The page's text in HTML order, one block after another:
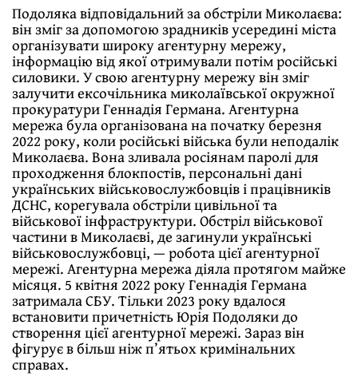
Подоляка відповідальний за обстріли Миколаєва:
він зміг за допомогою зрадників усередині міста
організувати широку агентурну мережу,
інформацію від якої отримували потім російські
силовики. У свою агентурну мережу він зміг
залучити ексочільника миколаївської окружної
прокуратури Геннадія Германа. Агентурна
мережа була організована на початку березня
2022 року, коли російські війська були неподалік
Миколаєва. Вона зливала росіянам паролі для
проходження блокпостів, персональні дані
українських військовослужбовців і працівників
ДСНС, корегувала обстріли цивільної та
військової інфраструктури. Обстріл військової
частини в Миколаєві, де загинули українські
військовослужбовці, — робота цієї агентурної
мережі. Агентурна мережа діяла протягом майже
місяця. 5 квітня 2022 року Геннадія Германа
затримала СБУ. Тільки 2023 року вдалося
встановити причетність Юрія Подоляки до
створення цієї агентурної мережі. Зараз він
фігурує в більш ніж п’ятьох кримінальних
справах.